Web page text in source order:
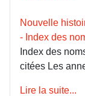
Nouvelle
- Index des
Index des
citées Les
Lire la suite...